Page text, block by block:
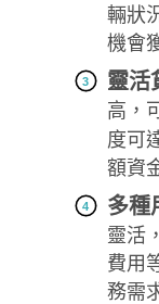
輛狀
機會
靈活
高，
度可
額資
多種
靈活
費用
務需